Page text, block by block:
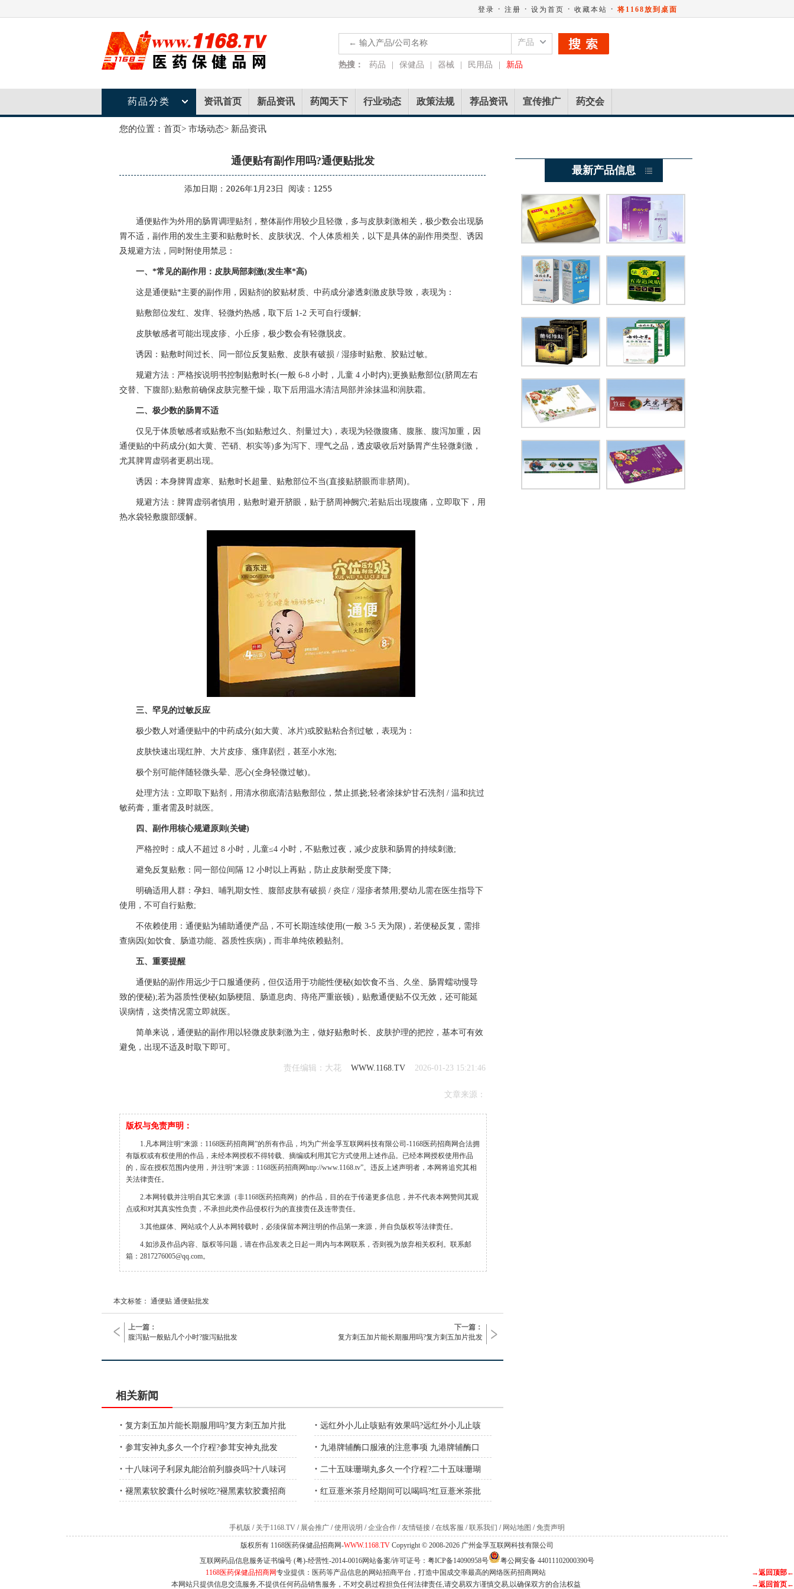
登录 · 注册 · 设为首页 · 收藏本站 · 将1168放到桌面
产品
热搜： 药品 保健品 器械 民用品 新品
药品分类 资讯首页 新品资讯 药闻天下 行业动态 政策法规 荐品资讯 宣传推广 药交会
您的位置： 首页> 市场动态> 新品资讯
通便贴有副作用吗?通便贴批发
添加日期：2026年1月23日 阅读：1255
通便贴作为外用的肠胃调理贴剂，整体副作用较少且轻微，多与皮肤刺激相关，极少数会出现肠
胃不适，副作用的发生主要和贴敷时长、皮肤状况、个人体质相关，以下是具体的副作用类型、诱因
及规避方法，同时附使用禁忌：
一、*常见的副作用：皮肤局部刺激(发生率*高)
这是通便贴*主要的副作用，因贴剂的胶贴材质、中药成分渗透刺激皮肤导致，表现为：
贴敷部位发红、发痒、轻微灼热感，取下后 1-2 天可自行缓解;
皮肤敏感者可能出现皮疹、小丘疹，极少数会有轻微脱皮。
诱因：贴敷时间过长、同一部位反复贴敷、皮肤有破损 / 湿疹时贴敷、胶贴过敏。
规避方法：严格按说明书控制贴敷时长(一般 6-8 小时，儿童 4 小时内);更换贴敷部位(脐周左右
交替、下腹部);贴敷前确保皮肤完整干燥，取下后用温水清洁局部并涂抹温和润肤霜。
二、极少数的肠胃不适
仅见于体质敏感者或贴敷不当(如贴敷过久、剂量过大)，表现为轻微腹痛、腹胀、腹泻加重，因
通便贴的中药成分(如大黄、芒硝、枳实等)多为泻下、理气之品，透皮吸收后对肠胃产生轻微刺激，
尤其脾胃虚弱者更易出现。
诱因：本身脾胃虚寒、贴敷时长超量、贴敷部位不当(直接贴脐眼而非脐周)。
规避方法：脾胃虚弱者慎用，贴敷时避开脐眼，贴于脐周神阙穴;若贴后出现腹痛，立即取下，用
热水袋轻敷腹部缓解。
三、罕见的过敏反应
极少数人对通便贴中的中药成分(如大黄、冰片)或胶贴粘合剂过敏，表现为：
皮肤快速出现红肿、大片皮疹、瘙痒剧烈，甚至小水泡;
极个别可能伴随轻微头晕、恶心(全身轻微过敏)。
处理方法：立即取下贴剂，用清水彻底清洁贴敷部位，禁止抓挠;轻者涂抹炉甘石洗剂 / 温和抗过
敏药膏，重者需及时就医。
四、副作用核心规避原则(关键)
严格控时：成人不超过 8 小时，儿童≤4 小时，不贴敷过夜，减少皮肤和肠胃的持续刺激;
避免反复贴敷：同一部位间隔 12 小时以上再贴，防止皮肤耐受度下降;
明确适用人群：孕妇、哺乳期女性、腹部皮肤有破损 / 炎症 / 湿疹者禁用;婴幼儿需在医生指导下
使用，不可自行贴敷;
不依赖使用：通便贴为辅助通便产品，不可长期连续使用(一般 3-5 天为限)，若便秘反复，需排
查病因(如饮食、肠道功能、器质性疾病)，而非单纯依赖贴剂。
五、重要提醒
通便贴的副作用远少于口服通便药，但仅适用于功能性便秘(如饮食不当、久坐、肠胃蠕动慢导
致的便秘);若为器质性便秘(如肠梗阻、肠道息肉、痔疮严重嵌顿)，贴敷通便贴不仅无效，还可能延
误病情，这类情况需立即就医。
简单来说，通便贴的副作用以轻微皮肤刺激为主，做好贴敷时长、皮肤护理的把控，基本可有效
避免，出现不适及时取下即可。
责任编辑：大花 WWW.1168.TV 2026-01-23 15:21:46
文章来源：
版权与免责声明：
1.凡本网注明“来源：1168医药招商网”的所有作品，均为广州金孚互联网科技有限公司-1168医药招商网合法拥
有版权或有权使用的作品，未经本网授权不得转载、摘编或利用其它方式使用上述作品。已经本网授权使用作品
的，应在授权范围内使用，并注明“来源：1168医药招商网http://www.1168.tv”。违反上述声明者，本网将追究其相
关法律责任。
2.本网转载并注明自其它来源（非1168医药招商网）的作品，目的在于传递更多信息，并不代表本网赞同其观
点或和对其真实性负责，不承担此类作品侵权行为的直接责任及连带责任。
3.其他媒体、网站或个人从本网转载时，必须保留本网注明的作品第一来源，并自负版权等法律责任。
4.如涉及作品内容、版权等问题，请在作品发表之日起一周内与本网联系，否则视为放弃相关权利。联系邮
箱：2817276005@qq.com。
本文标签： 通便贴 通便贴批发
上一篇：
腹泻贴一般贴几个小时?腹泻贴批发
下一篇：
复方刺五加片能长期服用吗?复方刺五加片批发
相关新闻
· 复方刺五加片能长期服用吗?复方刺五加片批 · 远红外小儿止咳贴有效果吗?远红外小儿止咳
· 参茸安神丸多久一个疗程?参茸安神丸批发 · 九港牌辅酶口服液的注意事项 九港牌辅酶口
· 十八味诃子利尿丸能治前列腺炎吗?十八味诃 · 二十五味珊瑚丸多久一个疗程?二十五味珊瑚
· 褪黑素软胶囊什么时候吃?褪黑素软胶囊招商 · 红豆薏米茶月经期间可以喝吗?红豆薏米茶批
最新产品信息
手机版 / 关于1168.TV / 展会推广 /使用说明 /企业合作 /友情链接 /在线客服 /联系我们 / 网站地图 /免责声明
版权所有 1168医药保健品招商网-WWW.1168.TV Copyright © 2008-2026 广州金孚互联网科技有限公司
互联网药品信息服务证书编号 (粤)-经营性-2014-0016网站备案/许可证号： 粤ICP备14090958号
粤公网安备 44011102000390号
1168医药保健品招商网专业提供：医药等产品信息的网站招商平台，打造中国成交率最高的网络医药招商网站
→返回顶部←
本网站只提供信息交流服务,不提供任何药品销售服务，不对交易过程担负任何法律责任,请交易双方谨慎交易,以确保双方的合法权益
→返回首页←